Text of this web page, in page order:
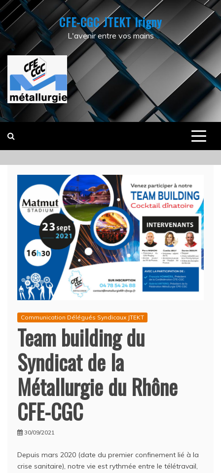
Skip
to
content
CFE-CGC JTEKT Irigny
L'avenir entre vos mains
Communication Délégués Syndicaux JTEKT
Team building du
Syndicat de la
Métallurgie du Rhône
CFE-CGC
30/09/2021
Depuis mars 2020 (date du premier confinement lié à la
crise sanitaire), notre vie est rythmée entre le télétravail,